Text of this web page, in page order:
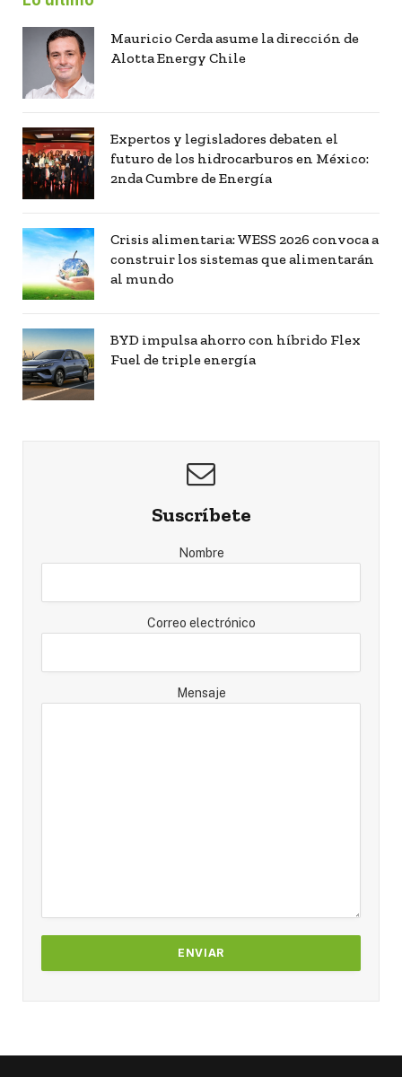
Mauricio Cerda asume la dirección de
Alotta Energy Chile
Expertos y legisladores debaten el
futuro de los hidrocarburos en México:
2nda Cumbre de Energía
Crisis alimentaria: WESS 2026 convoca a
construir los sistemas que alimentarán
al mundo
BYD impulsa ahorro con híbrido Flex
Fuel de triple energía
Suscríbete
Nombre
Correo electrónico
Mensaje